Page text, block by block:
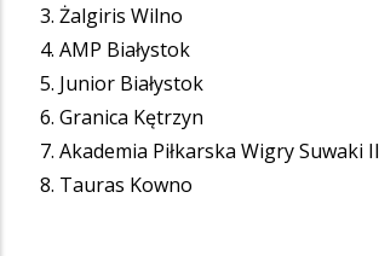
Żalgiris Wilno
AMP Białystok
Junior Białystok
Granica Kętrzyn
Akademia Piłkarska Wigry Suwaki II
Tauras Kowno